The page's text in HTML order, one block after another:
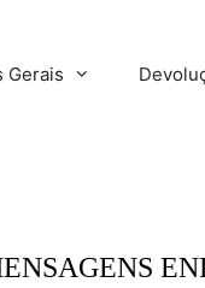
Gerais